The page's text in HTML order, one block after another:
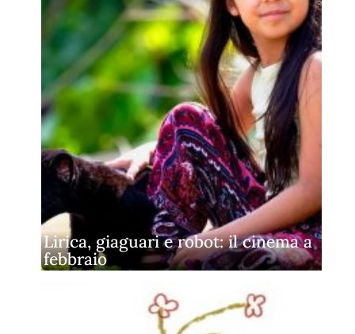
Lirica, giaguari e robot: il cinema a
febbraio